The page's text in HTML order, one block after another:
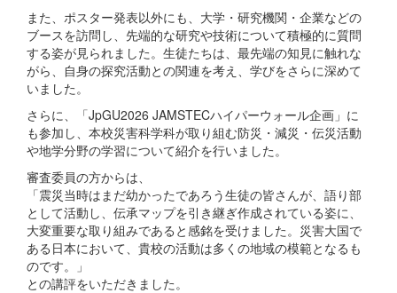
また、ポスター発表以外にも、大学・研究機関・企業などの
ブースを訪問し、先端的な研究や技術について積極的に質問
する姿が見られました。生徒たちは、最先端の知見に触れな
がら、自身の探究活動との関連を考え、学びをさらに深めて
いました。
さらに、「JpGU2026 JAMSTECハイパーウォール企画」に
も参加し、本校災害科学科が取り組む防災・減災・伝災活動
や地学分野の学習について紹介を行いました。
審査委員の方からは、
「震災当時はまだ幼かったであろう生徒の皆さんが、語り部
として活動し、伝承マップを引き継ぎ作成されている姿に、
大変重要な取り組みであると感銘を受けました。災害大国で
ある日本において、貴校の活動は多くの地域の模範となるも
のです。」
との講評をいただきました。